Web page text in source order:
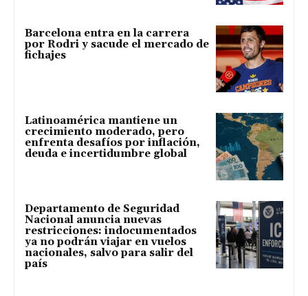
Barcelona entra en la carrera
por Rodri y sacude el mercado de
fichajes
Latinoamérica mantiene un
crecimiento moderado, pero
enfrenta desafíos por inflación,
deuda e incertidumbre global
Departamento de Seguridad
Nacional anuncia nuevas
restricciones: indocumentados
ya no podrán viajar en vuelos
nacionales, salvo para salir del
país